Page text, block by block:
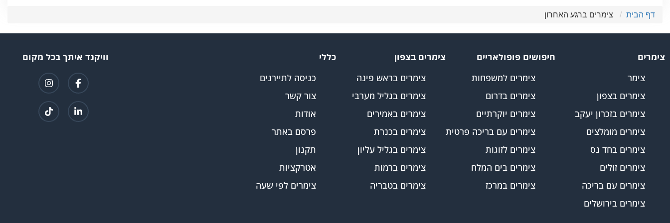
דף הבית צימרים ברגע האחרון
צימרים
צימר
צימרים בצפון
צימרים בזכרון יעקב
צימרים מומלצים
צימרים בחד נס
צימרים זולים
צימרים עם בריכה
צימרים בירושלים
חיפושים פופולאריים
צימרים למשפחות
צימרים בדרום
צימרים יוקרתיים
צימרים עם בריכה פרטית
צימרים לזוגות
צימרים בים המלח
צימרים במרכז
צימרים בצפון
צימרים בראש פינה
צימרים בגליל מערבי
צימרים באמירים
צימרים בכנרת
צימרים בגליל עליון
צימרים ברמות
צימרים בטבריה
כללי
כניסה לתיירנים
צור קשר
אודות
פרסם באתר
תקנון
אטרקציות
צימרים לפי שעה
וויקנד איתך בכל מקום